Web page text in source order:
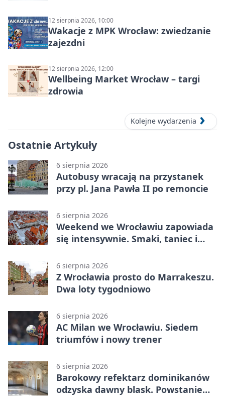
12 sierpnia 2026, 10:00
Wakacje z MPK Wrocław: zwiedzanie
zajezdni
12 sierpnia 2026, 12:00
Wellbeing Market Wrocław – targi
zdrowia
Kolejne wydarzenia
Ostatnie Artykuły
6 sierpnia 2026
Autobusy wracają na przystanek
przy pl. Jana Pawła II po remoncie
6 sierpnia 2026
Weekend we Wrocławiu zapowiada
się intensywnie. Smaki, taniec i
6 sierpnia 2026
Z Wrocławia prosto do Marrakeszu.
Dwa loty tygodniowo
6 sierpnia 2026
AC Milan we Wrocławiu. Siedem
triumfów i nowy trener
6 sierpnia 2026
Barokowy refektarz dominikanów
odzyska dawny blask. Powstanie